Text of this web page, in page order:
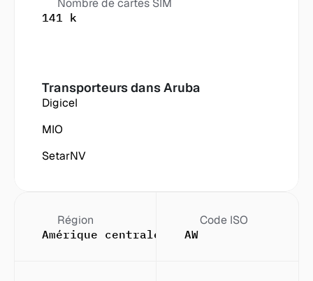
Nombre de cartes SIM
141 k
Transporteurs dans Aruba
Digicel
MIO
SetarNV
Région
Amérique centrale et les Caraïbes
Code ISO
AW